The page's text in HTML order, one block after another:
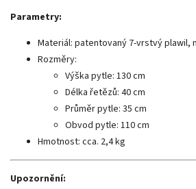
Parametry:
Materiál: patentovaný 7-vrstvý plawil,
Rozměry:
Výška pytle: 130 cm
Délka řetězů: 40 cm
Průměr pytle: 35 cm
Obvod pytle: 110 cm
Hmotnost: cca. 2,4 kg
Upozornění: